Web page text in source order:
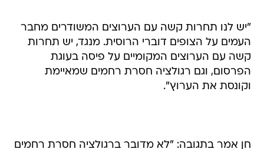
"יש לנו תחרות קשה עם הערוצים המשודרים מחבר
העמים על הצופים דוברי הרוסית. מנגד, יש תחרות
קשה עם הערוצים המקומיים על פיסה בעוגת
הפרסום, וגם רגולציה חסרת רחמים שמאיימת
וקונסת את הערוץ".
חן אמר בתגובה: "לא מדובר ברגולציה חסרת רחמים